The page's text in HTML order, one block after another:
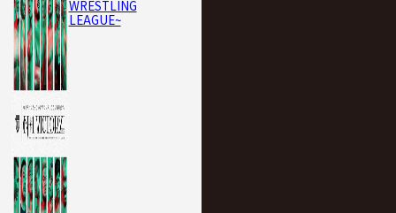
WRESTLING
LEAGUE~